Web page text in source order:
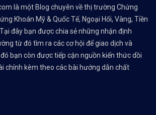
là một Blog chuyên về thị trường Chứng
Khoán Mỹ & Quốc Tế, Ngoại Hối, Vàng, Tiền
đây bạn được chia sẻ những nhận định
từ đó tìm ra các cơ hội để giao dịch và
bạn còn được tiếp cận nguồn kiến thức dồi
chính kèm theo các bài hướng dẫn chất